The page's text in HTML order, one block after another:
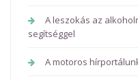
A leszokás az
segítséggel
A motoros